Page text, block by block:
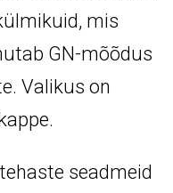
mis
GN-mõõdus
Valikus on
seadmeid